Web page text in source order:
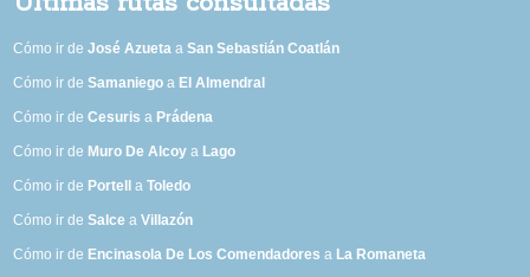
Cómo ir deJosé Azueta aSan Sebastián Coatlán
Cómo ir deSamaniego a El Almendral
Cómo ir deCesuris a Prádena
Cómo ir de Muro De Alcoy a Lago
Cómo ir de Portell aToledo
Cómo ir deSalce aVillazón
Cómo ir de Encinasola De Los Comendadores a La Romaneta